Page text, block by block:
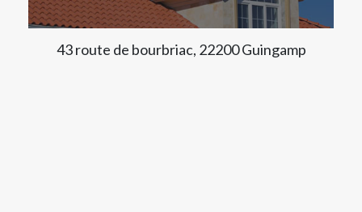
43 route de bourbriac, 22200 Guingamp